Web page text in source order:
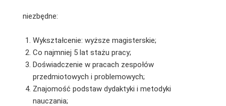
niezbędne:
Wykształcenie: wyższe magisterskie;
Co najmniej 5 lat stażu pracy;
Doświadczenie w pracach zespołów
przedmiotowych i problemowych;
Znajomość podstaw dydaktyki i metodyki
nauczania;